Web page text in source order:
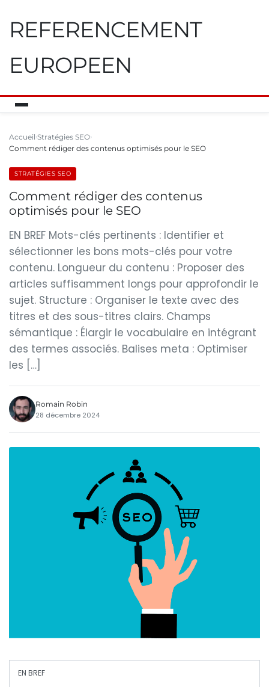
REFERENCEMENT
EUROPEEN
Accueil Stratégies SEO
Comment rédiger des contenus optimisés pour le SEO
STRATÉGIES SEO
Comment rédiger des contenus
optimisés pour le SEO
EN BREF Mots-clés pertinents : Identifier et
sélectionner les bons mots-clés pour votre
contenu. Longueur du contenu : Proposer des
articles suffisamment longs pour approfondir le
sujet. Structure : Organiser le texte avec des
titres et des sous-titres clairs. Champs
sémantique : Élargir le vocabulaire en intégrant
des termes associés. Balises meta : Optimiser
les […]
Romain Robin
28 décembre 2024
EN BREF